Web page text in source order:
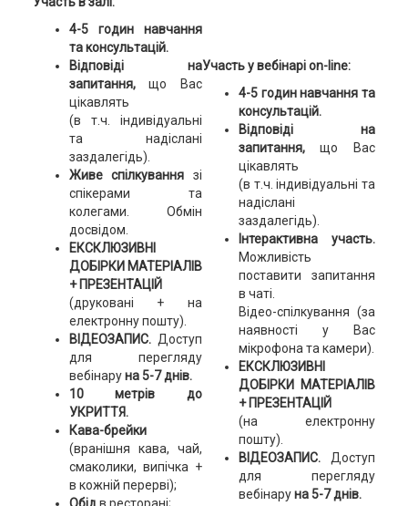
4-5 годин навчання
та консультацій.
Відповіді на
запитання,що Вас
цікавлять
(в т.ч. індивідуальні
та надіслані
заздалегідь).
Живе спілкування зі
спікерами та
колегами. Обмін
досвідом.
ЕКСКЛЮЗИВНІ
ДОБІРКИ МАТЕРІАЛІВ
+ ПРЕЗЕНТАЦІЙ
(друковані + на
електронну пошту).
ВІДЕОЗАПИС. Доступ
для перегляду
вебінаруна 5-7 днів.
10 метрів до
УКРИТТЯ.
Кава-брейки
(вранішня кава, чай,
смаколики, випічка +
в кожній перерві);
Обідв ресторані;
Участь у вебінарі on-line:
4-5 годин навчання та
консультацій.
Відповіді на
запитання,що Вас
цікавлять
(в т.ч. індивідуальні та
надіслані
заздалегідь).
Інтерактивна участь.
Можливість
поставити запитання
в чаті.
Відео-спілкування (за
наявності у Вас
мікрофона та камери).
ЕКСКЛЮЗИВНІ
ДОБІРКИ МАТЕРІАЛІВ
+ ПРЕЗЕНТАЦІЙ
(на електронну
пошту).
ВІДЕОЗАПИС. Доступ
для перегляду
вебінаруна 5-7 днів.